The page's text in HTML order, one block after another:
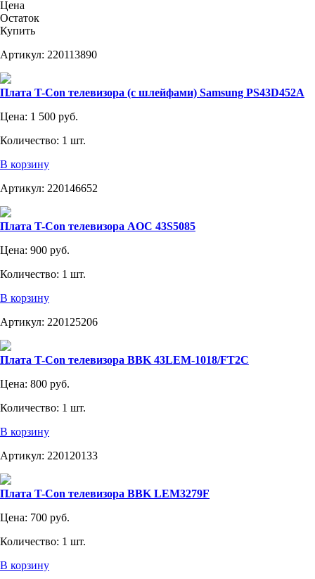
Цена
Остаток
Купить
Артикул: 220113890
Плата T-Con телевизора (с шлейфами) Samsung PS43D452A
Цена: 1 500 руб.
Количество: 1 шт.
В корзину
Артикул: 220146652
Плата T-Con телевизора AOC 43S5085
Цена: 900 руб.
Количество: 1 шт.
В корзину
Артикул: 220125206
Плата T-Con телевизора BBK 43LEM-1018/FT2C
Цена: 800 руб.
Количество: 1 шт.
В корзину
Артикул: 220120133
Плата T-Con телевизора BBK LEM3279F
Цена: 700 руб.
Количество: 1 шт.
В корзину